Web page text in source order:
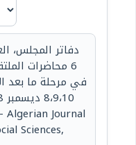
6 محاضرات
في مرحلة ما بعد
Sciences,